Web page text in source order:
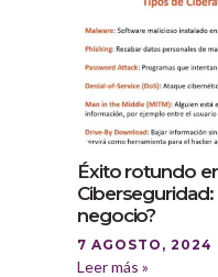
Éxito rotundo
negocio?
7 AGOSTO, 2024
Leer más »